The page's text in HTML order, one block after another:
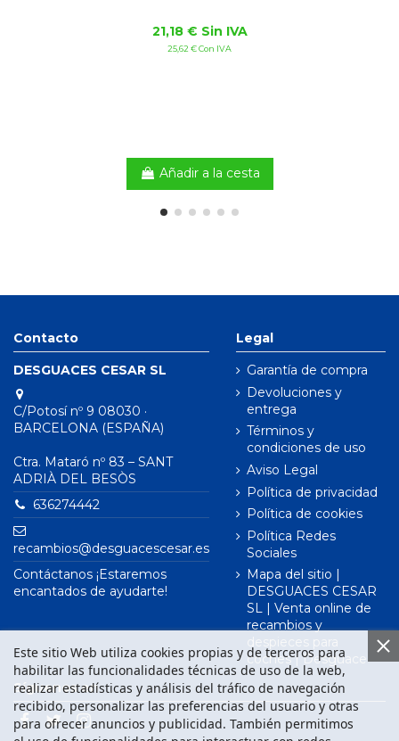
21,18 € Sin IVA
25,62 € Con IVA
Añadir a la cesta
Contacto
DESGUACES CESAR SL
C/Potosí nº 9 08030 ·
BARCELONA (ESPAÑA)
Ctra. Mataró nº 83 – SANT
ADRIÀ DEL BESÒS
636274442
recambios@desguacescesar.es
Contáctanos ¡Estaremos
encantados de ayudarte!
Legal
Garantía de compra
Devoluciones y
entrega
Términos y
condiciones de uso
Aviso Legal
Política de privacidad
Política de cookies
Política Redes
Sociales
Mapa del sitio |
DESGUACES CESAR
SL | Venta online de
recambios y
despieces para
coches | Desguace
Este sitio Web utiliza cookies propias y de terceros para
habilitar las funcionalidades técnicas de uso de la web,
realizar estadísticas y análisis del tráfico de navegación
recibido, personalizar las preferencias del usuario y otras
para ofrecer anuncios y publicidad. También permitimos
Síguenos en